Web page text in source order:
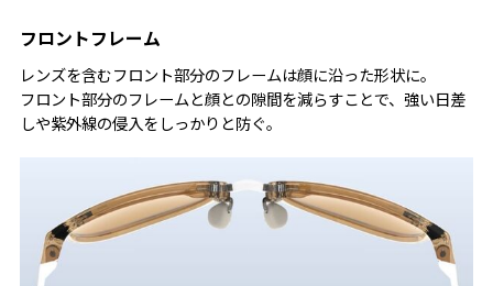
フロントフレーム
レンズを含むフロント部分のフレームは顔に沿った形状に。
フロント部分のフレームと顔との隙間を減らすことで、強い日差
しや紫外線の侵入をしっかりと防ぐ。